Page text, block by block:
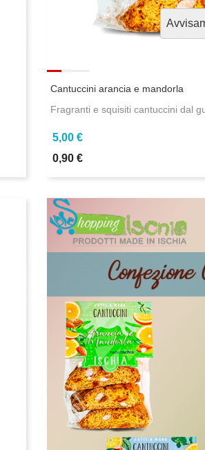
Cantuccini arancia e mandorla
Fragranti e squisiti cantuccini dal
5,00 €
0,90 €